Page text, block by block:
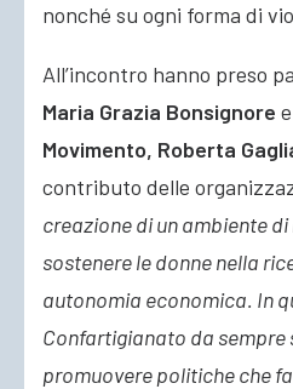
nonché su ogni forma di
All’incontro hanno preso
Maria Grazia Bonsignore
Movimento, Roberta
contributo delle
creazione di un ambiente
sostenere le donne nella
autonomia economica. In
Confartigianato da sempre
promuovere politiche che